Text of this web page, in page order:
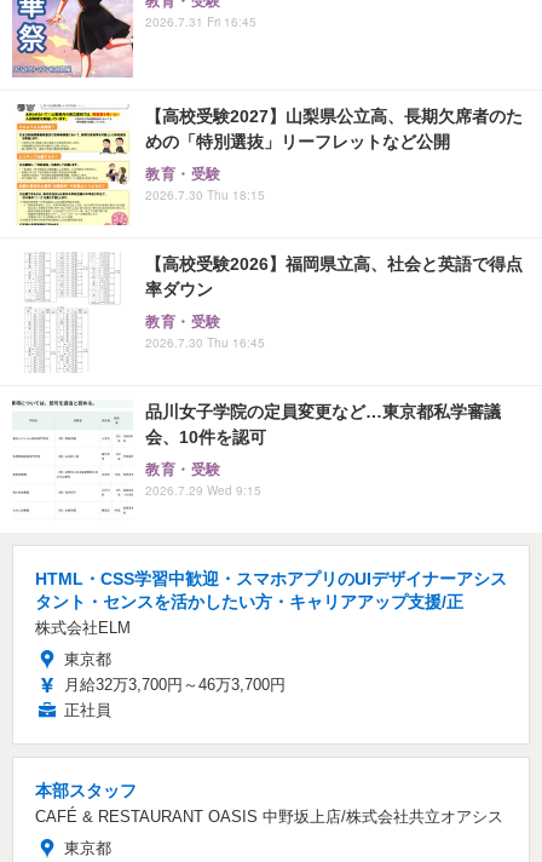
2026.7.31 Fri 16:45
【高校受験2027】山梨県公立高、長期欠席者のた
めの「特別選抜」リーフレットなど公開
教育・受験
2026.7.30 Thu 18:15
【高校受験2026】福岡県立高、社会と英語で得点
率ダウン
教育・受験
2026.7.30 Thu 16:45
品川女子学院の定員変更など…東京都私学審議
会、10件を認可
教育・受験
2026.7.29 Wed 9:15
HTML・CSS学習中歓迎・スマホアプリのUIデザイナーアシス
タント・センスを活かしたい方・キャリアアップ支援/正
株式会社ELM
東京都
月給32万3,700円～46万3,700円
正社員
本部スタッフ
CAFÉ & RESTAURANT OASIS 中野坂上店/株式会社共立オアシス
東京都